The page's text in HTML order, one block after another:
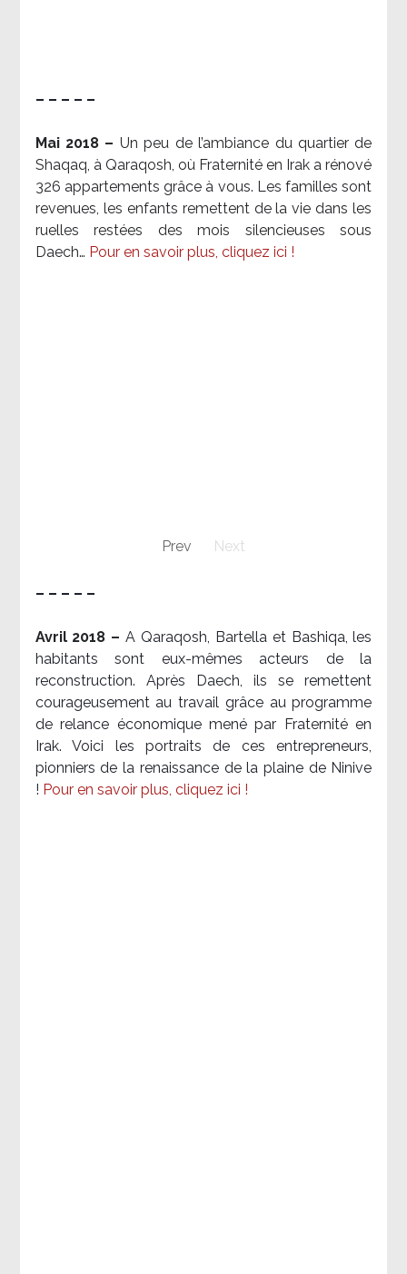
– – – – –
Mai 2018 – Un peu de l’ambiance du quartier de
Shaqaq, à Qaraqosh, où Fraternité en Irak a rénové
326 appartements grâce à vous. Les familles sont
revenues, les enfants remettent de la vie dans les
ruelles restées des mois silencieuses sous
Daech… Pour en savoir plus, cliquez ici !
Prev Next
– – – – –
Avril 2018 –A Qaraqosh, Bartella et Bashiqa, les
habitants sont eux-mêmes acteurs de la
reconstruction. Après Daech, ils se remettent
courageusement au travail grâce au programme
de relance économique mené par Fraternité en
Irak. Voici les portraits de ces entrepreneurs,
pionniers de la renaissance de la plaine de Ninive
! Pour en savoir plus, cliquez ici !